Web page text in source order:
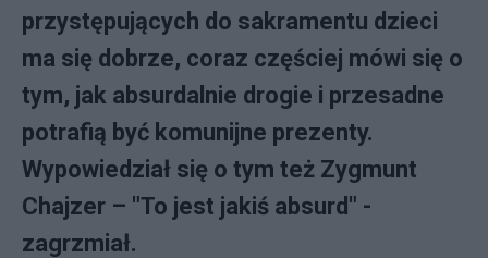
przystępujących do sakramentu dzieci
ma się dobrze, coraz częściej mówi się o
tym, jak absurdalnie drogie i przesadne
potrafią być komunijne prezenty.
Wypowiedział się o tym też Zygmunt
Chajzer – "To jest jakiś absurd" -
zagrzmiał.